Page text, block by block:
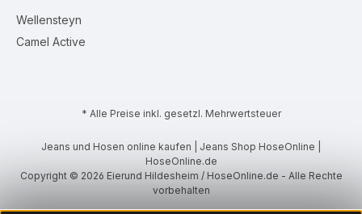
Wellensteyn
Camel Active
* Alle Preise inkl. gesetzl. Mehrwertsteuer
Jeans und Hosen online kaufen | Jeans Shop HoseOnline |
HoseOnline.de
Copyright © 2026 Eierund Hildesheim / HoseOnline.de - Alle Rechte
vorbehalten